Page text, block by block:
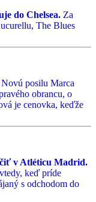
do Chelsea. Za
The Blues
Novú posilu Marca
obrancu, o
je cenovka, keďže
v Atléticu Madrid.
keď príde
s odchodom do